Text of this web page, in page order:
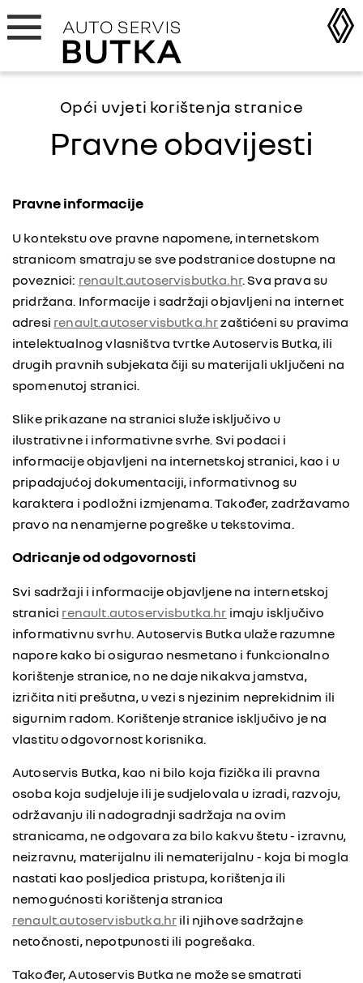
Pravne obavijesti
Opći uvjeti korištenja stranice
Pravne informacije
U kontekstu ove pravne napomene, internetskom
stranicom smatraju se sve podstranice dostupne na
poveznici: renault.autoservisbutka.hr. Sva prava su
pridržana. Informacije i sadržaji objavljeni na internet
adresi renault.autoservisbutka.hrzaštićeni su pravima
intelektualnog vlasništva tvrtke Autoservis Butka, ili
drugih pravnih subjekata čiji su materijali uključeni na
spomenutoj stranici.
Slike prikazane na stranici služe isključivo u
ilustrativne i informativne svrhe. Svi podaci i
informacije objavljeni na internetskoj stranici, kao i u
pripadajućoj dokumentaciji, informativnog su
karaktera i podložni izmjenama. Također, zadržavamo
pravo na nenamjerne pogreške u tekstovima.
Odricanje od odgovornosti
Svi sadržaji i informacije objavljene na internetskoj
stranici renault.autoservisbutka.hr imaju isključivo
informativnu svrhu. Autoservis Butka ulaže razumne
napore kako bi osigurao nesmetano i funkcionalno
korištenje stranice, no ne daje nikakva jamstva,
izričita niti prešutna, u vezi s njezinim neprekidnim ili
sigurnim radom. Korištenje stranice isključivo je na
vlastitu odgovornost korisnika.
Autoservis Butka, kao ni bilo koja fizička ili pravna
osoba koja sudjeluje ili je sudjelovala u izradi, razvoju,
održavanju ili nadogradnji sadržaja na ovim
stranicama, ne odgovara za bilo kakvu štetu - izravnu,
neizravnu, materijalnu ili nematerijalnu - koja bi mogla
nastati kao posljedica pristupa, korištenja ili
nemogućnosti korištenja stranica
renault.autoservisbutka.hr ili njihove sadržajne
netočnosti, nepotpunosti ili pogrešaka.
Također, Autoservis Butka ne može se smatrati